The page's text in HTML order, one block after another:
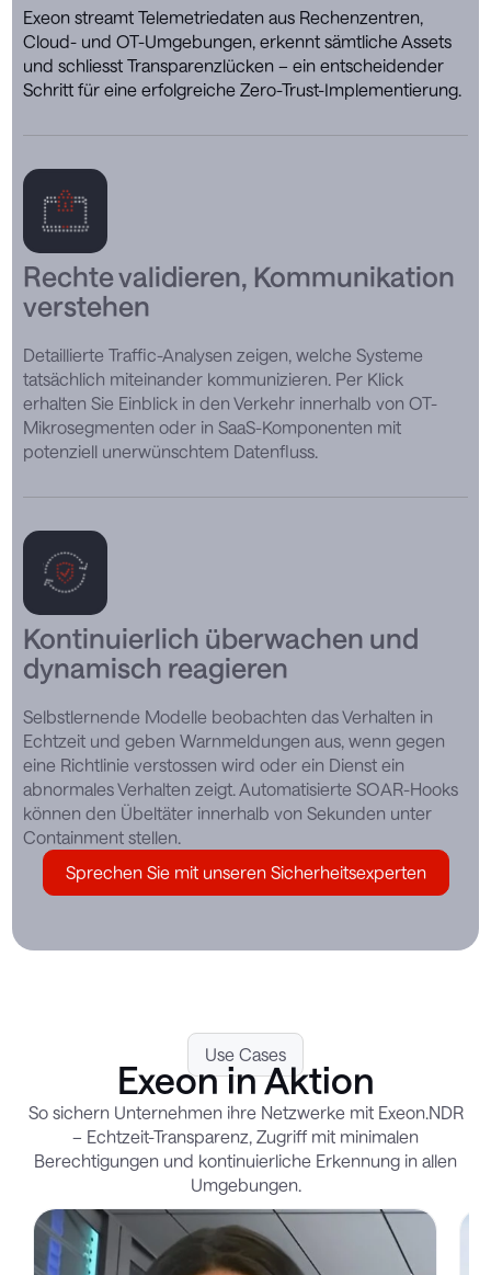
Exeon streamt Telemetriedaten aus Rechenzentren,
Cloud- und OT-Umgebungen, erkennt sämtliche Assets
und schliesst Transparenzlücken – ein entscheidender
Schritt für eine erfolgreiche Zero-Trust-Implementierung.
Rechte validieren, Kommunikation
verstehen
Detaillierte Traffic-Analysen zeigen, welche Systeme
tatsächlich miteinander kommunizieren. Per Klick
erhalten Sie Einblick in den Verkehr innerhalb von OT-
Mikrosegmenten oder in SaaS-Komponenten mit
potenziell unerwünschtem Datenfluss.
Kontinuierlich überwachen und
dynamisch reagieren
Selbstlernende Modelle beobachten das Verhalten in
Echtzeit und geben Warnmeldungen aus, wenn gegen
eine Richtlinie verstossen wird oder ein Dienst ein
abnormales Verhalten zeigt. Automatisierte SOAR-Hooks
können den Übeltäter innerhalb von Sekunden unter
Containment stellen.
Sprechen Sie mit unseren Sicherheitsexperten
Use Cases
Exeon in Aktion
So sichern Unternehmen ihre Netzwerke mit Exeon.NDR
– Echtzeit-Transparenz, Zugriff mit minimalen
Berechtigungen und kontinuierliche Erkennung in allen
Umgebungen.